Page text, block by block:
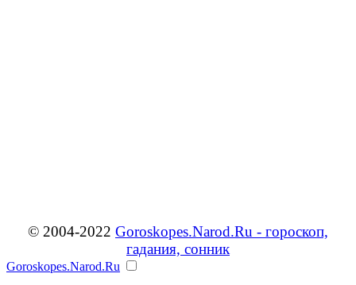
© 2004-2022 Goroskopes.Narod.Ru - гороскоп,
гадания, сонник
Goroskopes.Narod.Ru